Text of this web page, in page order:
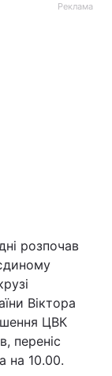
Реклама
розпочав
Віктора
ЦВК
переніс
на 10.00.